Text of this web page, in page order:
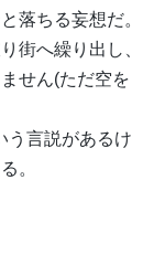
落ちる妄想だ。
街へ繰り出し、
せん(ただ空を
う言説があるけ
。